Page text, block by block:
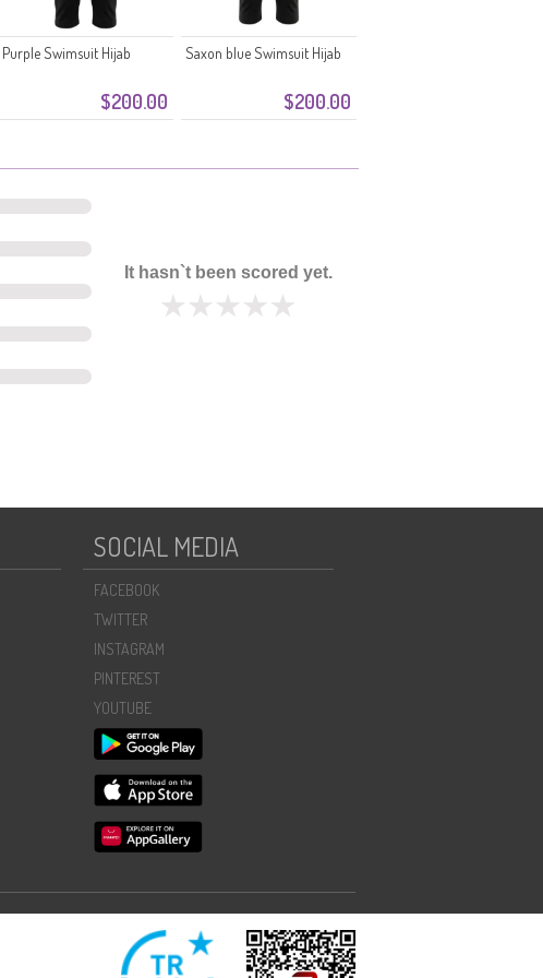
$200.00
Purple Swimsuit Hijab
$200.00
Saxon blue Swimsuit Hijab
It hasn`t been scored yet.
SOCIAL MEDIA
FACEBOOK
TWITTER
INSTAGRAM
PINTEREST
YOUTUBE